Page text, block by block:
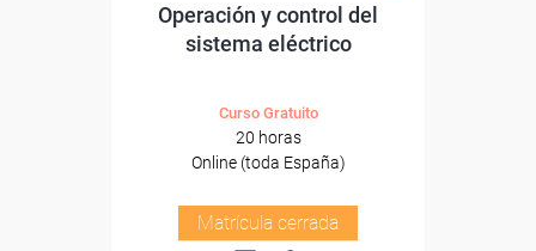
Operación y control del
sistema eléctrico
Curso Gratuito
20 horas
Online (toda España)
Matrícula cerrada